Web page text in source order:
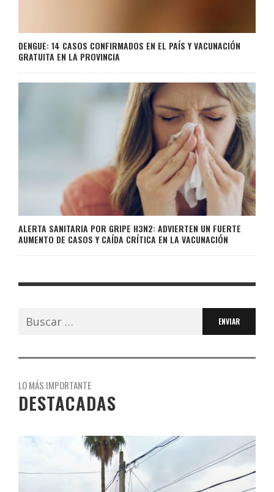
DENGUE: 14 CASOS CONFIRMADOS EN EL PAÍS Y VACUNACIÓN
GRATUITA EN LA PROVINCIA
ALERTA SANITARIA POR GRIPE H3N2: ADVIERTEN UN FUERTE
AUMENTO DE CASOS Y CAÍDA CRÍTICA EN LA VACUNACIÓN
Buscar:
LO MÁS IMPORTANTE
DESTACADAS